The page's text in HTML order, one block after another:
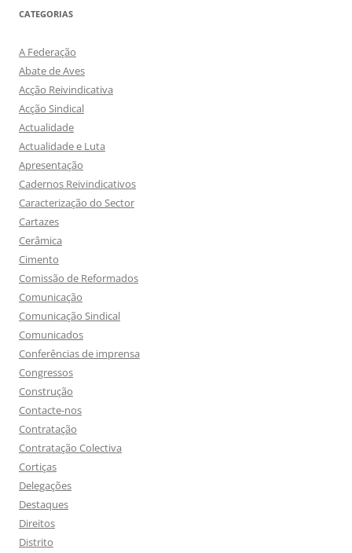
CATEGORIAS
A Federação
Abate de Aves
Acção Reivindicativa
Acção Sindical
Actualidade
Actualidade e Luta
Apresentação
Cadernos Reivindicativos
Caracterização do Sector
Cartazes
Cerâmica
Cimento
Comissão de Reformados
Comunicação
Comunicação Sindical
Comunicados
Conferências de imprensa
Congressos
Construção
Contacte-nos
Contratação
Contratação Colectiva
Cortiças
Delegações
Destaques
Direitos
Distrito